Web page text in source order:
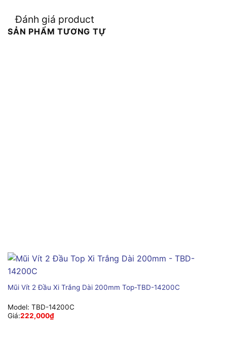
Đánh giá product
SẢN PHẨM TƯƠNG TỰ
Mũi Vít 2 Đầu Xi Trắng Dài 200mm Top-TBD-14200C
Model: TBD-14200C
Giá:222,000₫